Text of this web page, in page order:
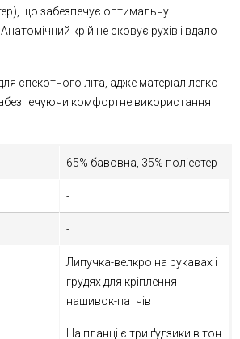
що забезпечує оптимальну
крій не сковує рухів і вдало
спекотного літа, адже матеріал легко
комфортне використання
65% бавовна, 35% поліестер
-
-
Липучка-велкро на рукавах і
грудях для кріплення
нашивок-патчів
На планці є три ґудзики в тон